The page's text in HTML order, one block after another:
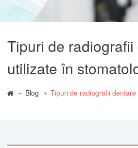
Tipuri de
utilizate în
Blog Tipuri de radiografii